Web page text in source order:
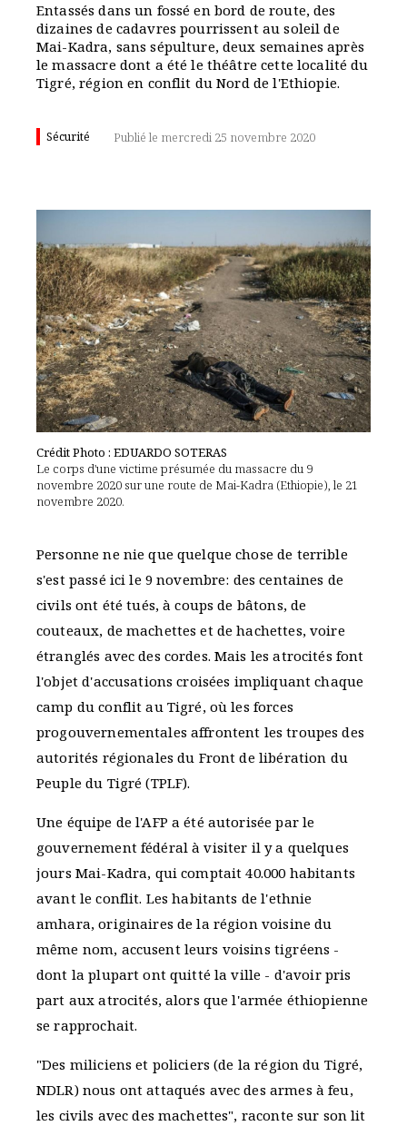
Entassés dans un fossé en bord de route, des
dizaines de cadavres pourrissent au soleil de
Mai-Kadra, sans sépulture, deux semaines après
le massacre dont a été le théâtre cette localité du
Tigré, région en conflit du Nord de l'Ethiopie.
Sécurité Publié le mercredi 25 novembre 2020
Crédit Photo : EDUARDO SOTERAS
Le corps d'une victime présumée du massacre du 9
novembre 2020 sur une route de Mai-Kadra (Ethiopie), le 21
novembre 2020.
Personne ne nie que quelque chose de terrible
s'est passé ici le 9 novembre: des centaines de
civils ont été tués, à coups de bâtons, de
couteaux, de machettes et de hachettes, voire
étranglés avec des cordes. Mais les atrocités font
l'objet d'accusations croisées impliquant chaque
camp du conflit au Tigré, où les forces
progouvernementales affrontent les troupes des
autorités régionales du Front de libération du
Peuple du Tigré (TPLF).
Une équipe de l'AFP a été autorisée par le
gouvernement fédéral à visiter il y a quelques
jours Mai-Kadra, qui comptait 40.000 habitants
avant le conflit. Les habitants de l'ethnie
amhara, originaires de la région voisine du
même nom, accusent leurs voisins tigréens -
dont la plupart ont quitté la ville - d'avoir pris
part aux atrocités, alors que l'armée éthiopienne
se rapprochait.
"Des miliciens et policiers (de la région du Tigré,
NDLR) nous ont attaqués avec des armes à feu,
les civils avec des machettes", raconte sur son lit